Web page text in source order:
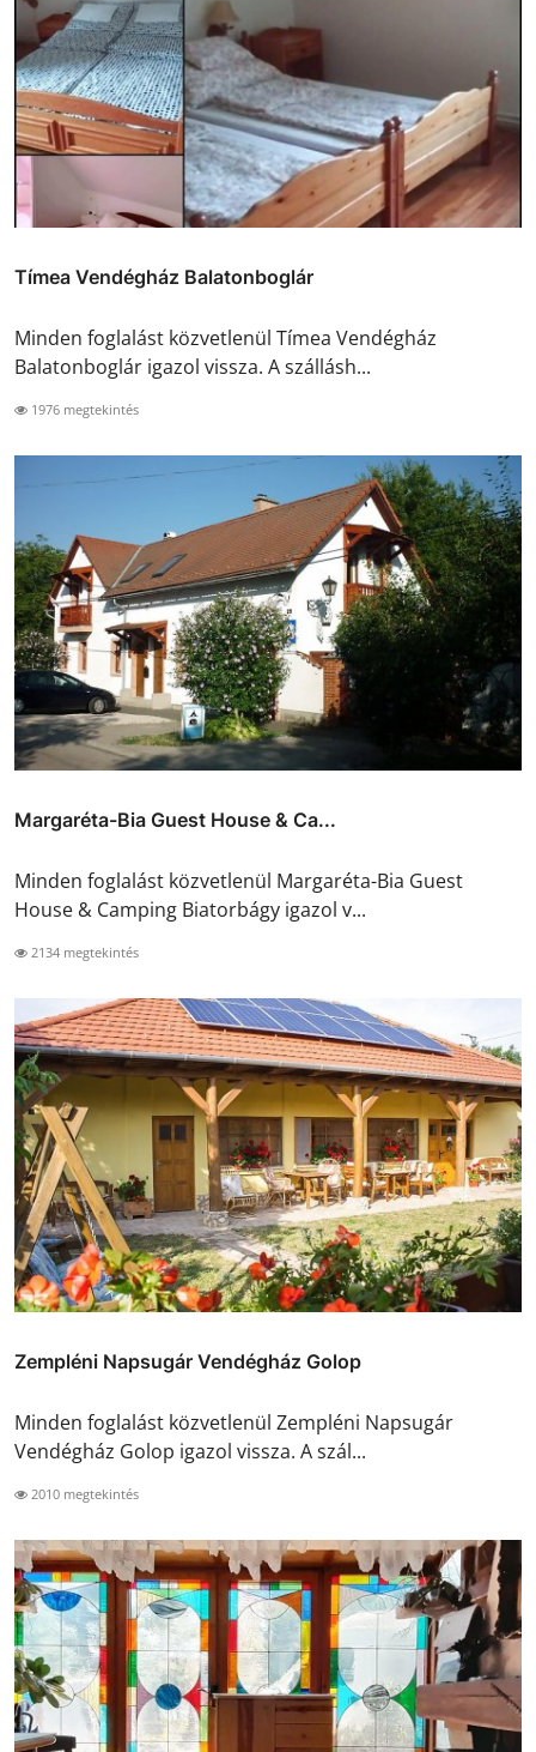
Tímea Vendégház Balatonboglár
Minden foglalást közvetlenül Tímea Vendégház
Balatonboglár igazol vissza. A szállásh...
1976 megtekintés
Margaréta-Bia Guest House & Ca...
Minden foglalást közvetlenül Margaréta-Bia Guest
House & Camping Biatorbágy igazol v...
2134 megtekintés
Zempléni Napsugár Vendégház Golop
Minden foglalást közvetlenül Zempléni Napsugár
Vendégház Golop igazol vissza. A szál...
2010 megtekintés